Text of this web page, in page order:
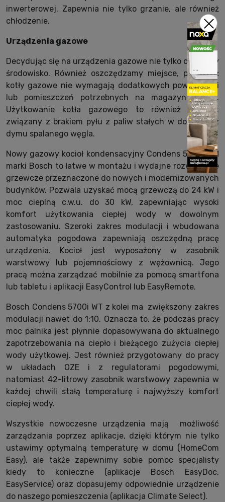
inwerterowej. Zapewnia nie tylko grzanie, ale również
chłodzenie.
Urządzenia gazowe
Decydując się na urządzenia gazowe nie tylko chronimy
środowisko. Również oszczędzamy miejsce, ponieważ
kotły gazowe nie wymagają dodatkowych powierzchni
lub pomieszczeń potrzebnych na magazyn paliwa.
Użytkowanie kotła gazowego to również komfort
związany z brakiem pyłu z paliw stałych w domu oraz
dymu spalanego węgla.
Nowy gazowy kocioł kondensacyjny Condens 5300i WM
marki Bosch to łatwe w montażu i wydajne rozwiązanie
grzewcze przeznaczone do nowych i modernizowanych
budynków. Pozwala uzyskać mocą grzewczą do 24 kW i
moc cieplną c.w.u. do 30 kW, zapewniając wysoki
komfort użytkowania ciepłej wody w dowolnym
zastosowaniu. Szeroki zakres modulacji i wbudowana
automatyka pogodowa zapewniają oszczędną pracę
urządzenia. Kocioł jest wyposażony w zasobnik
warstwowy lub pojemnościowy z wężownicą. Jego
pracą można zarządzać mobilnie za pomocą smartfona
lub tabletu i aplikacji EasyControl lub EasyRemote.
Bosch Condens 5700i WT z kolei ma zwiększony zakres
modulacji nawet do 1:10. Oznacza to, że podczas pracy
moc palnika jest płynnie dopasowywana do aktualnego
zapotrzebowania na ciepło i bieżącego zużycia ciepłej
wody użytkowej. Jest również przygotowany do pracy
w układach OZE i z regulatorami pogodowymi,
natomiast 42-litrowy zasobnik warstwowy zapewnia w
każdej chwili stałą temperaturę i najwyższy komfort
ciepłej wody.
Wszystkie nowoczesne urządzenia mają możliwość
zarządzania poprzez aplikacje, dzięki którym nie tylko
ustawimy optymalną temperaturę w domu (HomeCom
Easy), ale także zapewnimy sobie pomoc specjalisty
kiedy to konieczne (aplikacje Bosch EasyDoc,
EasyService) oraz dopasujemy odpowiednie urządzenie
do naszego pomieszczenia (aplikacja Climate Select).